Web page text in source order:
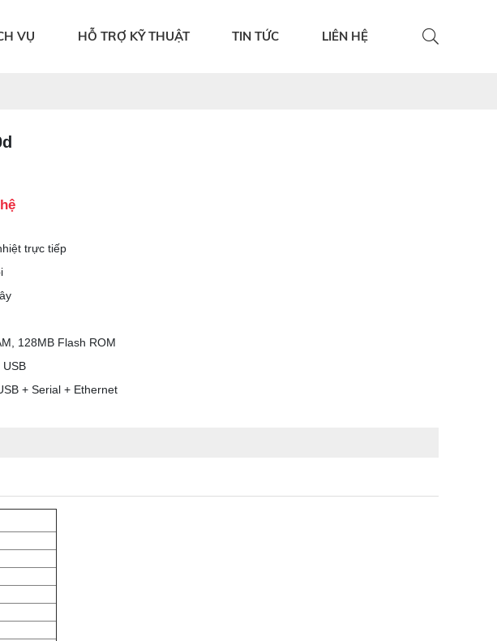
VỤ HỖ TRỢ KỸ THUẬT TIN TỨC LIÊN HỆ
trực tiếp
128MB Flash ROM
USB
Serial + Ethernet